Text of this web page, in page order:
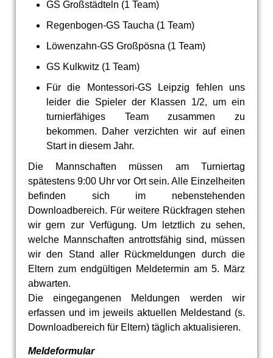
GS Großstädteln (1 Team)
Regenbogen-GS Taucha (1 Team)
Löwenzahn-GS Großpösna (1 Team)
GS Kulkwitz (1 Team)
Für die Montessori-GS Leipzig fehlen uns
leider die Spieler der Klassen 1/2, um ein
turnierfähiges Team zusammen zu
bekommen. Daher verzichten wir auf einen
Start in diesem Jahr.
Die Mannschaften müssen am Turniertag
spätestens 9:00 Uhr vor Ort sein. Alle Einzelheiten
befinden sich im nebenstehenden
Downloadbereich. Für weitere Rückfragen stehen
wir gern zur Verfügung. Um letztlich zu sehen,
welche Mannschaften antrottsfähig sind, müssen
wir den Stand aller Rückmeldungen durch die
Eltern zum endgültigen Meldetermin am 5. März
abwarten.
Die eingegangenen Meldungen werden wir
erfassen und im jeweils aktuellen Meldestand (s.
Downloadbereich für Eltern) täglich aktualisieren.
Meldeformular